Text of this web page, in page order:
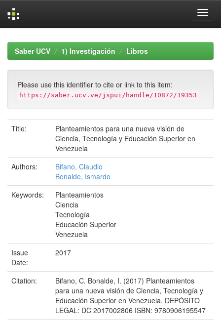
navigationSaber UCV 1) Investigación Libros
Please use this identifier to cite or link to this item:
https://saber.ucv.ve/jspui/handle/10872/19353
Title:
Planteamientos para una nueva visión de
Ciencia, Tecnología y Educación Superior en
Venezuela
Authors:
Bifano, Claudio
Bonalde, Ismardo
Keywords:
Planteamientos
Ciencia
Tecnología
Educación Superior
Venezuela
Issue
Date:
2017
Citation:
Bifano, C. Bonalde, I. (2017) Planteamientos
para una nueva visión de Ciencia, Tecnología y
Educación Superior en Venezuela. DEPÓSITO
LEGAL: DC 2017002806 ISBN: 9780906195547